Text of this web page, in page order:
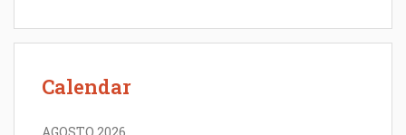
Calendar